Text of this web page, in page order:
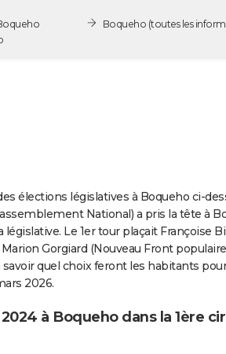
Boqueho (toutes les
élections législatives à Boqueho ci-
National) a pris la tête à
Le 1er tour plaçait Françoise
Gorgiard (Nouveau Front
quel choix feront les habitants
2026.
à Boqueho dans la 1ère